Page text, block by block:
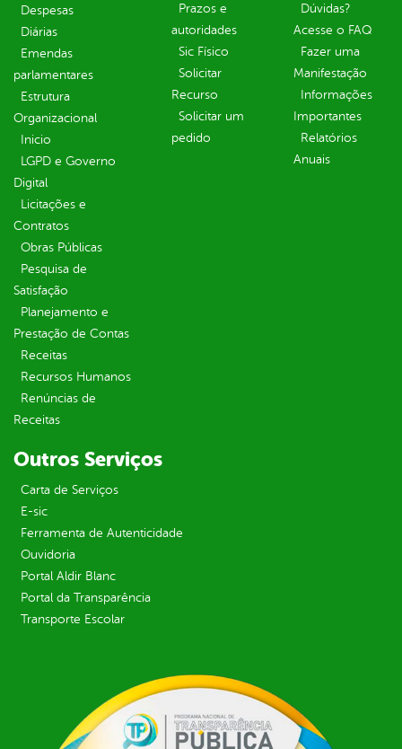
Despesas
Diárias
Emendas
parlamentares
Estrutura
Organizacional
Inicio
LGPD e Governo
Digital
Licitações e
Contratos
Obras Públicas
Pesquisa de
Satisfação
Planejamento e
Prestação de Contas
Receitas
Recursos Humanos
Renúncias de
Receitas
Prazos e
autoridades
Sic Físico
Solicitar
Recurso
Solicitar um
pedido
Dúvidas?
Acesse o FAQ
Fazer uma
Manifestação
Informações
Importantes
Relatórios
Anuais
Outros Serviços
Carta de Serviços
E-sic
Ferramenta de Autenticidade
Ouvidoria
Portal Aldir Blanc
Portal da Transparência
Transporte Escolar